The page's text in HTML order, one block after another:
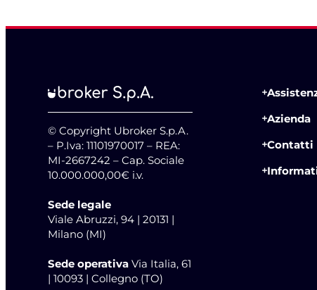
© Copyright Ubroker S.p.A.
– P.Iva: 11101970017 – REA:
MI-2667242 – Cap. Sociale
10.000.000,00€ i.v.
Sede legale
Viale Abruzzi, 94 | 20131 |
Milano (MI)
Sede operativa Via Italia, 61
| 10093 | Collegno (TO)
Azienda
Contatti